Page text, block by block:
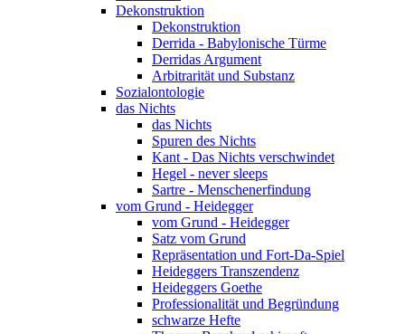
Dekonstruktion
Dekonstruktion
Derrida - Babylonische Türme
Derridas Argument
Arbitrarität und Substanz
Sozialontologie
das Nichts
das Nichts
Spuren des Nichts
Kant - Das Nichts verschwindet
Hegel - never sleeps
Sartre - Menschenerfindung
vom Grund - Heidegger
vom Grund - Heidegger
Satz vom Grund
Repräsentation und Fort-Da-Spiel
Heideggers Transzendenz
Heideggers Goethe
Professionalität und Begründung
schwarze Hefte